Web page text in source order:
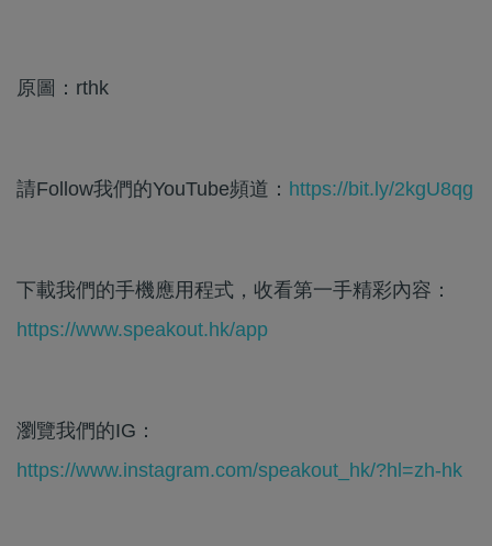
原圖：rthk
請Follow我們的YouTube頻道： https://bit.ly/2kgU8qg
下載我們的手機應用程式，收看第一手精彩內容：
https://www.speakout.hk/app
瀏覽我們的IG：
https://www.instagram.com/speakout_hk/?hl=zh-hk